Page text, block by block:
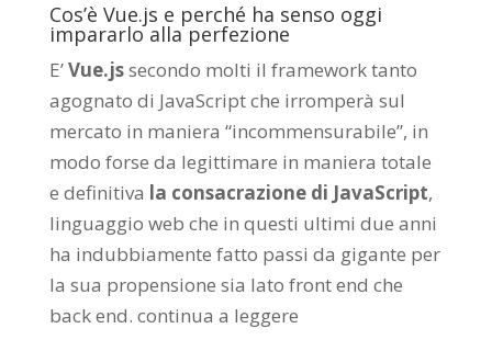
Cos’è Vue.js e perché ha senso oggi
impararlo alla perfezione
E’Vue.jssecondo molti il framework tanto
agognato di JavaScript che irromperà sul
mercato in maniera “incommensurabile”, in
modo forse da legittimare in maniera totale
e definitiva la consacrazione di JavaScript,
linguaggio web che in questi ultimi due anni
ha indubbiamente fatto passi da gigante per
la sua propensione sia lato front end che
back end. continua a leggere